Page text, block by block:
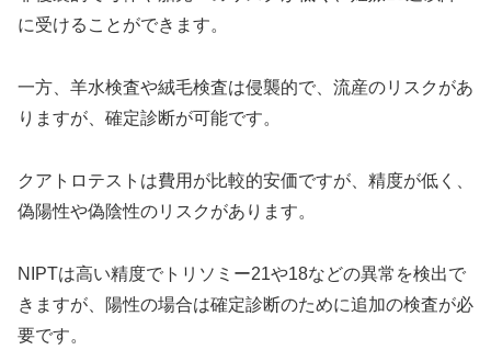
に受けることができます。
一方、羊水検査や絨毛検査は侵襲的で、流産のリスクがあ
りますが、確定診断が可能です。
クアトロテストは費用が比較的安価ですが、精度が低く、
偽陽性や偽陰性のリスクがあります。
NIPTは高い精度でトリソミー21や18などの異常を検出で
きますが、陽性の場合は確定診断のために追加の検査が必
要です。